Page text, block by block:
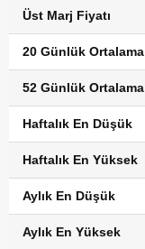
Üst Marj Fiyatı
20 Günlük Ortalama
52 Günlük Ortalama
Haftalık En Düşük
Haftalık En Yüksek
Aylık En Düşük
Aylık En Yüksek